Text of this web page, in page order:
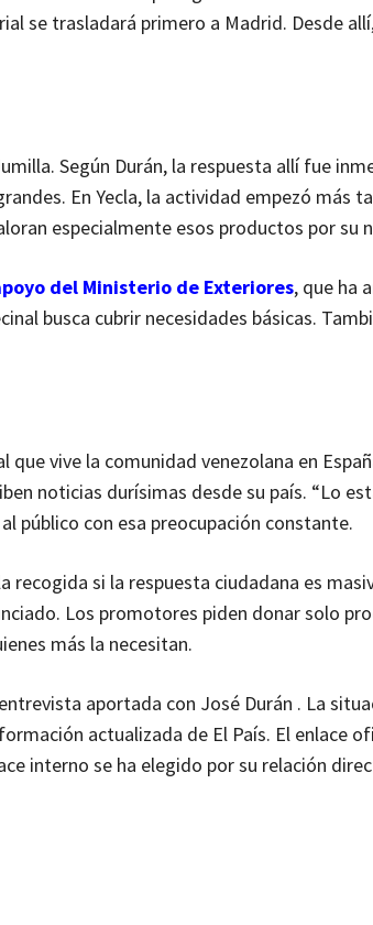
se trasladará primero a Madrid. Desde
Según Durán, la respuesta allí fue
En Yecla, la actividad empezó más
especialmente esos productos por su
del Ministerio de Exteriores, que ha
busca cubrir necesidades básicas.
vive la comunidad venezolana en
noticias durísimas desde su país. “Lo
público con esa preocupación constante.
recogida si la respuesta ciudadana es
Los promotores piden donar solo
más la necesitan.
aportada con José Durán . La
actualizada de El País. El enlace
interno se ha elegido por su relación